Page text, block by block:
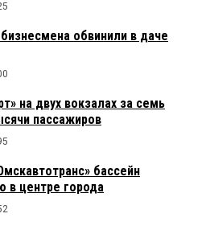
обвинили в даче
на двух вокзалах за семь
пассажиров
бассейн
в центре города